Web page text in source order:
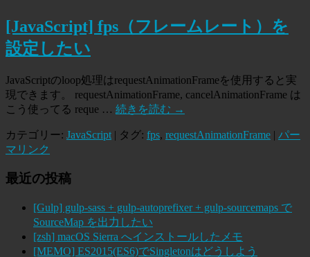
[JavaScript] fps（フレームレート）を
設定したい
JavaScriptのloop処理はrequestAnimationFrameを使用すると実
現できます。 requestAnimationFrame, cancelAnimationFrame は
こう使ってる reque … 続きを読む →
カテゴリー: JavaScript | タグ: fps, requestAnimationFrame | パー
マリンク
最近の投稿
[Gulp] gulp-sass + gulp-autoprefixer + gulp-sourcemaps で
SourceMap を出力したい
[zsh] macOS Sierra へインストールしたメモ
[MEMO] ES2015(ES6)でSingletonはどうしよう